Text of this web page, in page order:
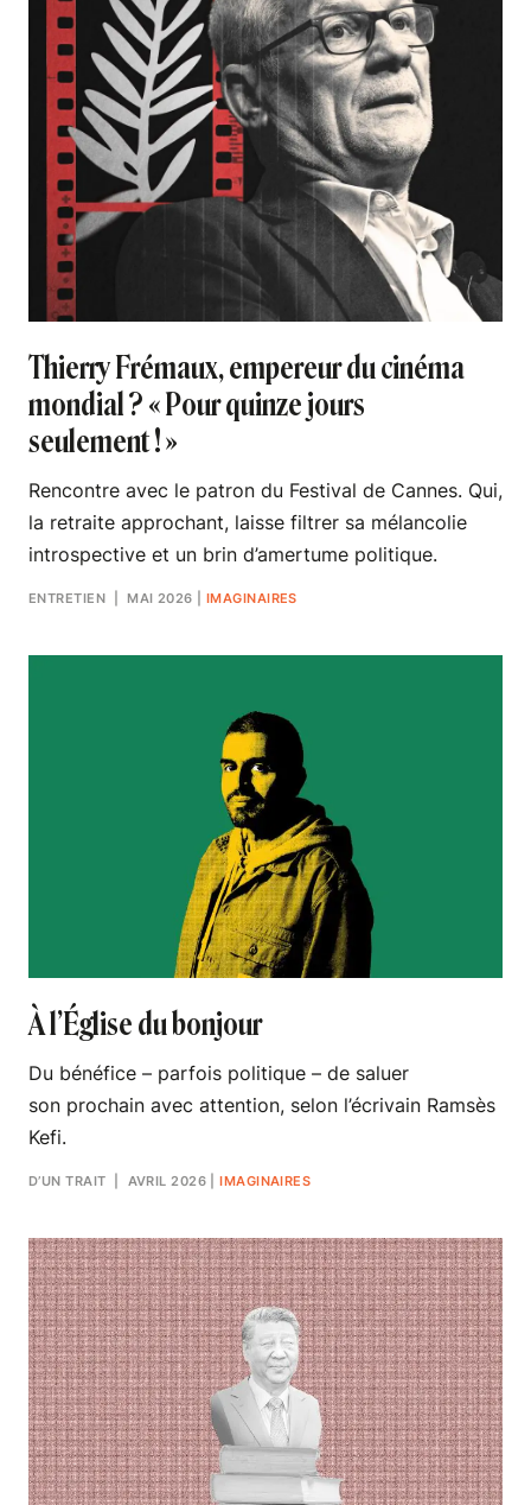
Thierry Frémaux, empereur du cinéma
mondial ? « Pour quinze jours
seulement ! »
Rencontre avec le patron du Festival de Cannes. Qui,
la retraite approchant, laisse filtrer sa mélancolie
introspective et un brin d’amertume politique.
ENTRETIEN| MAI 2026 |IMAGINAIRES
À l’Église du bonjour
Du bénéfice – parfois politique – de saluer
son prochain avec attention, selon l’écrivain Ramsès
Kefi.
D’UN TRAIT | AVRIL 2026 |IMAGINAIRES